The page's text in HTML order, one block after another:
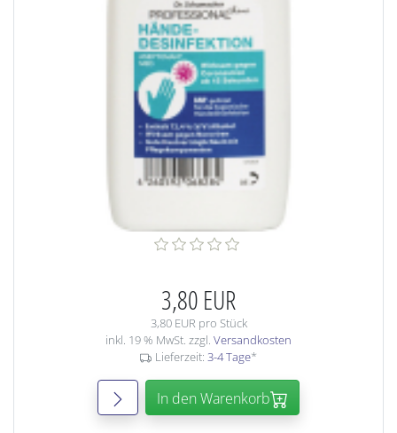
3,80 EUR
3,80 EUR pro Stück
inkl. 19 % MwSt. zzgl. Versandkosten
Lieferzeit: 3-4 Tage*
In den Warenkorb